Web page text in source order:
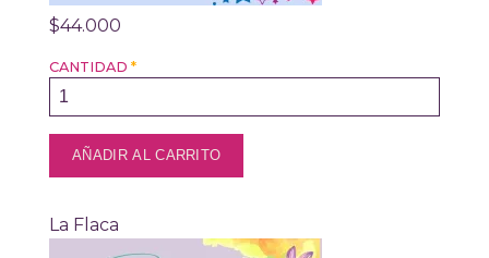
$44.000
CANTIDAD *
La Flaca